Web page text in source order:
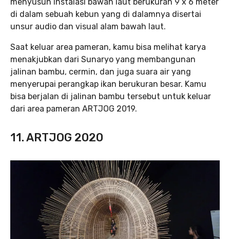
di dalam sebuah kebun yang di dalamnya disertai
unsur audio dan visual alam bawah laut.
Saat keluar area pameran, kamu bisa melihat karya
menakjubkan dari Sunaryo yang membangunan
jalinan bambu, cermin, dan juga suara air yang
menyerupai perangkap ikan berukuran besar. Kamu
bisa berjalan di jalinan bambu tersebut untuk keluar
dari area pameran ARTJOG 2019.
11. ARTJOG 2020